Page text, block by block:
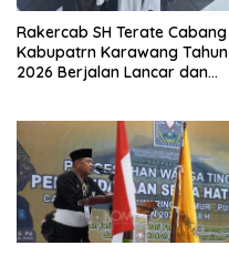
Rakercab SH Terate Cabang
Kabupatrn Karawang Tahun
2026 Berjalan Lancar dan